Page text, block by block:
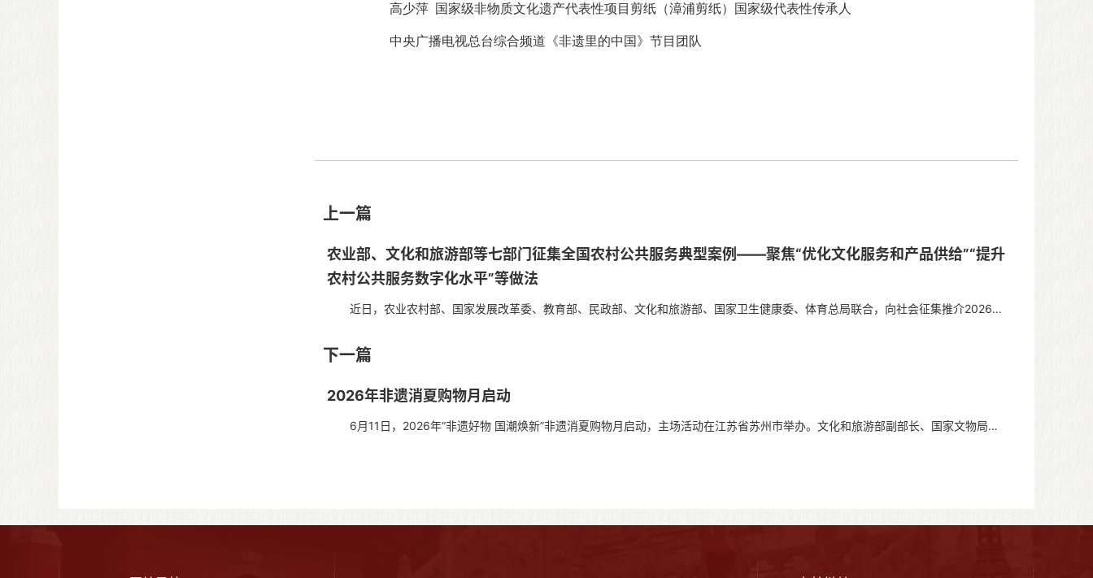
高少萍 国家级非物质文化遗产代表性项目剪纸（漳浦剪纸）国家级代表性传承人
中央广播电视总台综合频道《非遗里的中国》节目团队
上一篇
农业部、文化和旅游部等七部门征集全国农村公共服务典型案例——聚焦“优化文化服务和产品供给”“提升
农村公共服务数字化水平”等做法
近日，农业农村部、国家发展改革委、教育部、民政部、文化和旅游部、国家卫生健康委、体育总局联合，向社会征集推介2026年
下一篇
2026年非遗消夏购物月启动
6月11日，2026年“非遗好物 国潮焕新”非遗消夏购物月启动，主场活动在江苏省苏州市举办。文化和旅游部副部长、国家文物局局